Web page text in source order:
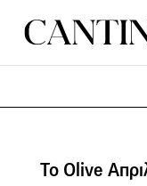
Το Olive